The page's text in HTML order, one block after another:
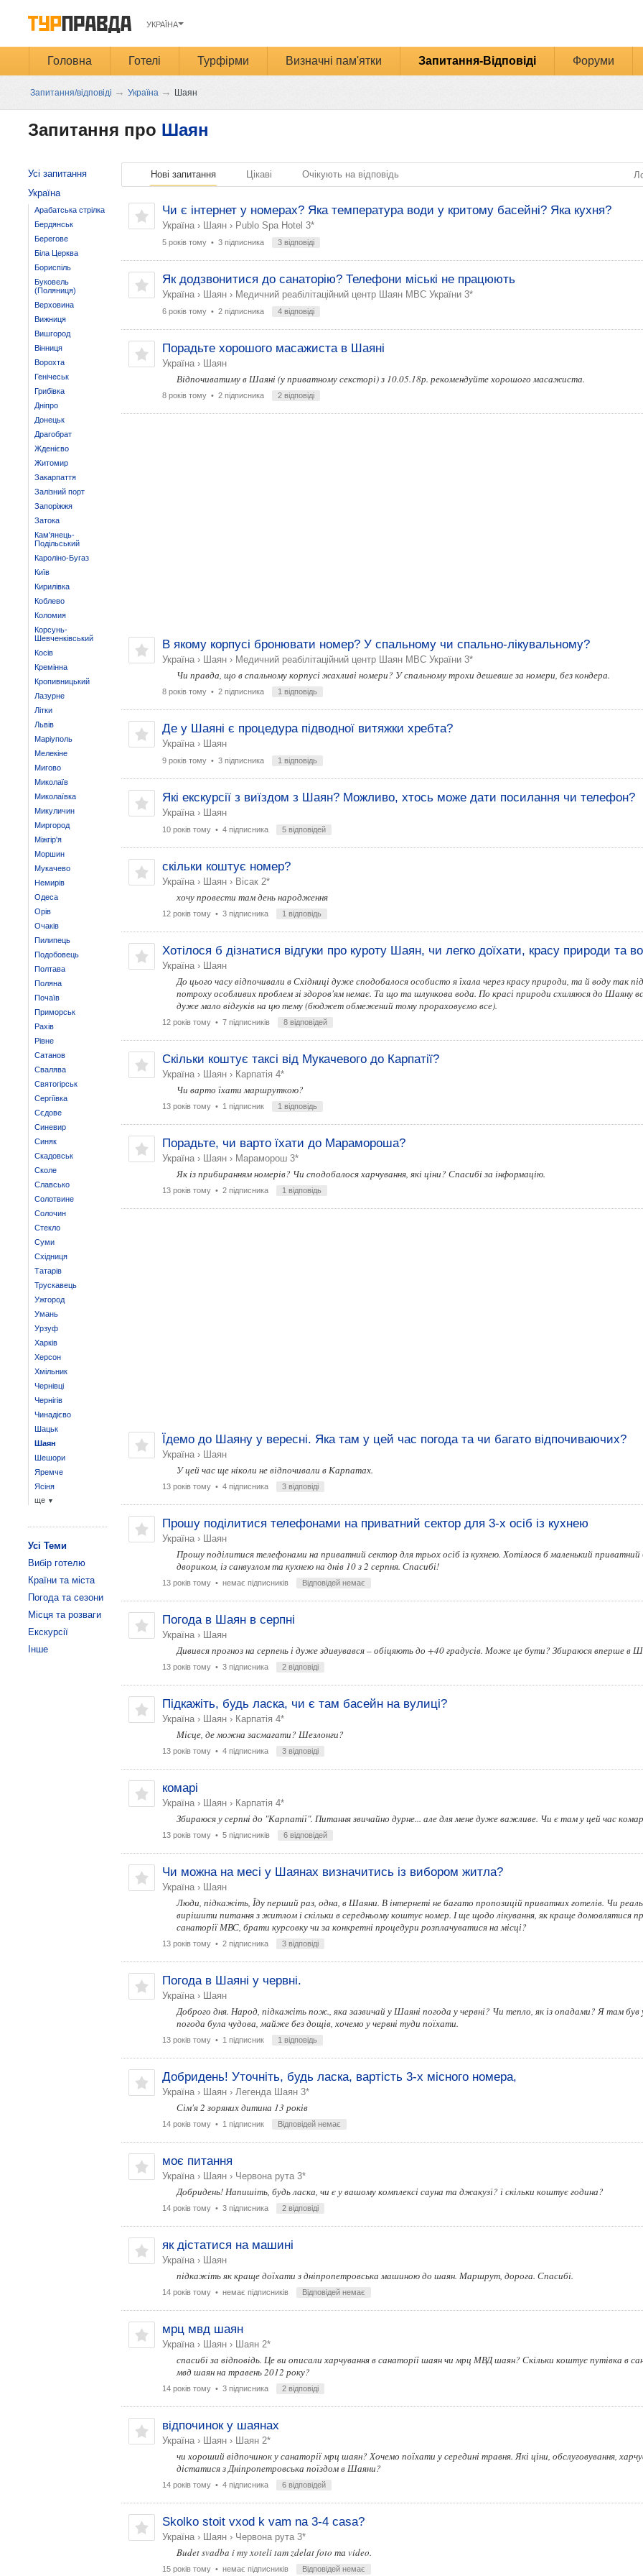
УКРАЇНА
Головна Готелі Турфірми Визначні пам'ятки Запитання-Відповіді Форуми
Запитання/відповіді → Україна → Шаян
Запитання про Шаян
Нові запитання Цікаві Очікують на відповідь
Чи є інтернет у номерах? Яка температура води у критому басейні? Яка кухня?
Україна› Шаян› Publo Spa Hotel 3*
5 років тому• 3 підписника 3 відповіді
Як додзвонитися до санаторію? Телефони міські не працюють
Україна› Шаян› Медичний реабілітаційний центр Шаян МВС України 3*
6 років тому• 2 підписника 4 відповіді
Порадьте хорошого масажиста в Шаяні
Україна› Шаян
Відпочиватиму в Шаяні (у приватному сексторі) з 10.05.18р. рекомендуйте хорошого масажиста.
8 років тому• 2 підписника 2 відповіді
В якому корпусі бронювати номер? У спальному чи спально-лікувальному?
Україна› Шаян› Медичний реабілітаційний центр Шаян МВС України 3*
Чи правда, що в спальному корпусі жахливі номери? У спальному трохи дешевше за номери, без кондера.
8 років тому• 2 підписника 1 відповідь
Де у Шаяні є процедура підводної витяжки хребта?
Україна› Шаян
9 років тому• 3 підписника 1 відповідь
Які екскурсії з виїздом з Шаян? Можливо, хтось може дати посилання чи телефон?
Україна› Шаян
10 років тому• 4 підписника 5 відповідей
скільки коштує номер?
Україна› Шаян› Вісак 2*
хочу провести там день народження
12 років тому• 3 підписника 1 відповідь
Хотілося б дізнатися відгуки про куроту Шаян, чи легко доїхати, красу природи та
Україна› Шаян
До цього часу відпочивали в Східниці дуже сподобалося особисто я їхала через красу природи, та й воду так
потроху особливих проблем зі здоров'ям немає. Та що та шлункова вода. По красі природи схиляюся до Шаяну
дуже мало відгуків на цю тему (бюджет обмежений тому прораховуємо все).
12 років тому• 7 підписників 8 відповідей
Скільки коштує таксі від Мукачевого до Карпатії?
Україна› Шаян› Карпатія 4*
Чи варто їхати маршруткою?
13 років тому• 1 підписник 1 відповідь
Порадьте, чи варто їхати до Марамороша?
Україна› Шаян› Мараморош 3*
Як із прибиранням номерів? Чи сподобалося харчування, які ціни? Спасибі за інформацію.
13 років тому• 2 підписника 1 відповідь
Їдемо до Шаяну у вересні. Яка там у цей час погода та чи багато відпочиваючих?
Україна› Шаян
У цей час ще ніколи не відпочивали в Карпатах.
13 років тому• 4 підписника 3 відповіді
Прошу поділитися телефонами на приватний сектор для 3-х осіб із кухнею
Україна› Шаян
Прошу поділитися телефонами на приватний сектор для трьох осіб із кухнею. Хотілося б маленький приватний
двориком, із санвузлом та кухнею на днів 10 з 2 серпня. Спасибі!
13 років тому• немає підписників Відповідей немає
Погода в Шаян в серпні
Україна› Шаян
Дивився прогноз на серпень і дуже здивувався – обіцяють до +40 градусів. Може це бути? Збираюся вперше в
13 років тому• 3 підписника 2 відповіді
Підкажіть, будь ласка, чи є там басейн на вулиці?
Україна› Шаян› Карпатія 4*
Місце, де можна засмагати? Шезлонги?
13 років тому• 4 підписника 3 відповіді
комарі
Україна› Шаян› Карпатія 4*
Збираюся у серпні до "Карпатії". Питання звичайно дурне... але для мене дуже важливе. Чи є там у цей час
13 років тому• 5 підписників 6 відповідей
Чи можна на месі у Шаянах визначитись із вибором житла?
Україна› Шаян
Люди, підкажіть, Їду перший раз, одна, в Шаяни. В інтернеті не багато пропозицій приватних готелів. Чи
вирішити питання з житлом і скільки в середньому коштує номер. І ще щодо лікування, як краще домовлятися
санаторії МВС, брати курсовку чи за конкретні процедури розплачуватися на місці?
13 років тому• 2 підписника 3 відповіді
Погода в Шаяні у червні.
Україна› Шаян
Доброго дня. Народ, підкажіть пож., яка зазвичай у Шаяні погода у червні? Чи тепло, як із опадами? Я там був
погода була чудова, майже без дощів, хочемо у червні туди поїхати.
13 років тому• 1 підписник 1 відповідь
Добридень! Уточніть, будь ласка, вартість 3-х місного номера,
Україна› Шаян› Легенда Шаян 3*
Сім'я 2 зоряних дитина 13 років
14 років тому• 1 підписник Відповідей немає
моє питання
Україна› Шаян› Червона рута 3*
Добридень! Напишіть, будь ласка, чи є у вашому комплексі сауна та джакузі? і скільки коштує година?
14 років тому• 3 підписника 2 відповіді
як дістатися на машині
Україна› Шаян
підкажіть як краще доїхати з дніпропетровська машиною до шаян. Маршрут, дорога. Спасибі.
14 років тому• немає підписників Відповідей немає
мрц мвд шаян
Україна› Шаян› Шаян 2*
спасибі за відповідь. Це ви описали харчування в санаторії шаян чи мрц МВД шаян? Скільки коштує путівка в
мвд шаян на травень 2012 року?
14 років тому• 3 підписника 2 відповіді
відпочинок у шаянах
Україна› Шаян› Шаян 2*
чи хороший відпочинок у санаторії мрц шаян? Хочемо поїхати у середині травня. Які ціни, обслуговування,
дістатися з Дніпропетровська поїздом в Шаяни?
14 років тому• 4 підписника 6 відповідей
Skolko stoit vxod k vam na 3-4 casa?
Україна› Шаян› Червона рута 3*
Budet svadba i my xoteli tam zdelat foto та video.
15 років тому• немає підписників Відповідей немає
Усі запитання
Україна
Арабатська стрілка
Бердянськ
Берегове
Біла Церква
Бориспіль
Буковель
(Поляниця)
Верховина
Вижниця
Вишгород
Вінниця
Ворохта
Генічеськ
Грибівка
Дніпро
Донецьк
Драгобрат
Жденієво
Житомир
Закарпаття
Залізний порт
Запоріжжя
Затока
Кам'янець-
Подільський
Кароліно-Бугаз
Київ
Кирилівка
Коблево
Коломия
Корсунь-
Шевченківський
Косів
Кремінна
Кропивницький
Лазурне
Літки
Львів
Маріуполь
Мелекіне
Мигово
Миколаїв
Миколаївка
Микуличин
Миргород
Міжгір'я
Моршин
Мукачево
Немирів
Одеса
Орів
Очаків
Пилипець
Подобовець
Полтава
Поляна
Почаїв
Приморськ
Рахів
Рівне
Сатанов
Свалява
Святогірськ
Сергіївка
Сєдове
Синевир
Синяк
Скадовськ
Сколе
Славсько
Солотвине
Солочин
Стекло
Суми
Східниця
Татарів
Трускавець
Ужгород
Умань
Урзуф
Харків
Херсон
Хмільник
Чернівці
Чернігів
Чинадієво
Шацьк
Шаян
Шешори
Яремче
Ясіня
ще ▼
Усі Теми
Вибір готелю
Країни та міста
Погода та сезони
Місця та розваги
Екскурсії
Інше